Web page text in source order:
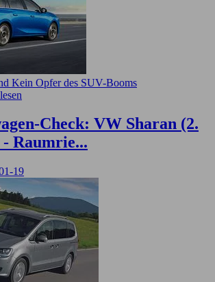
Kein Opfer des SUV-Booms
Check: VW Sharan (2.
Raumrie...
19